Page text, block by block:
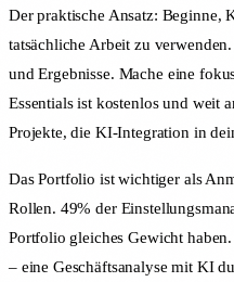
Der praktische Ansatz: Beginne,
tatsächliche Arbeit zu
und Ergebnisse. Mache eine
Essentials ist kostenlos und weit
Projekte, die KI-Integration in
Das Portfolio ist wichtiger als
Rollen. 49% der
Portfolio gleiches Gewicht
– eine Geschäftsanalyse mit KI